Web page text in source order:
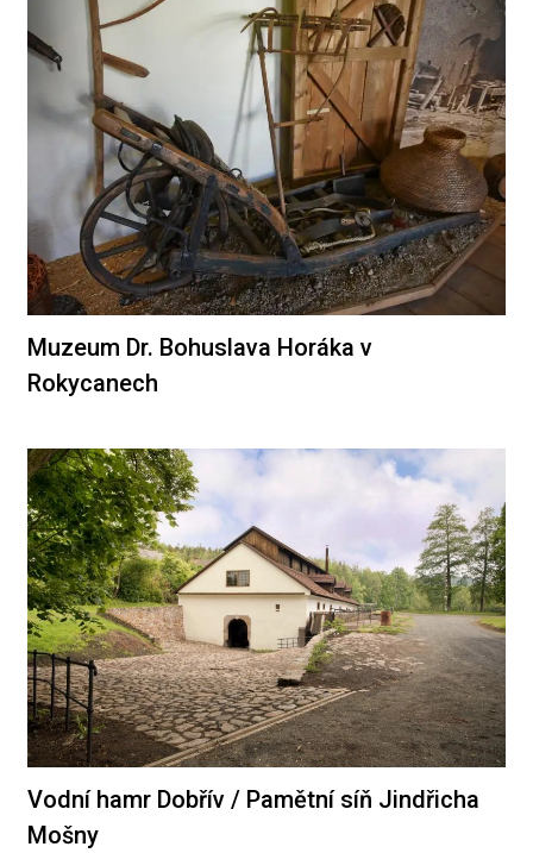
Muzeum Dr. Bohuslava Horáka v
Rokycanech
Vodní hamr Dobřív / Pamětní síň Jindřicha
Mošny